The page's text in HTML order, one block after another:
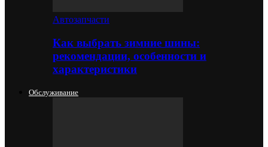
Автозапчасти
Как выбрать зимние шины:
рекомендации, особенности и
характеристики
Обслуживание